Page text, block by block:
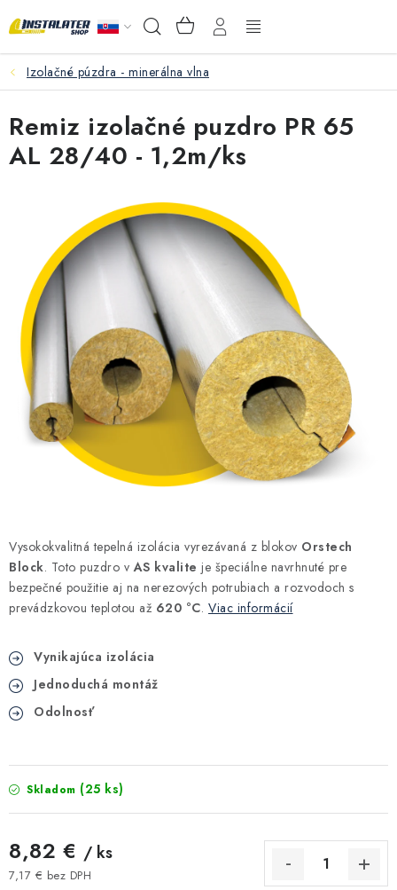
na
Hľadať NÁKUPNÝ
KOŠÍK
Inštalačný materiál
Podlahové kúrenie
Ventily a armatúry
Meranie a regulácia
Kúrenie a chladenie
Komíny a dymovody
Filtrovanie a úprava vody
Záhrada a závlaha
Vetranie a rekuperácia
Kúpeľňa a sanita
Akcie, Zľavy
VEĽKOOBCHOD
AKO VYBRAŤ?
PREDAJŇA - RAKOVÁ
Kontakty Poštovné a doprava
Reklamačné podmienky
Izolačné púzdra - minerálna vlna
Vysokokvalitná tepelná izolácia vyrezávaná z blokov Orstech
Block. Toto puzdro vAS kvalite je špeciálne navrhnuté pre
bezpečné použitie aj na nerezových potrubiach a rozvodoch s
prevádzkovou teplotou až 620 °C. Viac informácií
Vynikajúca izolácia
Jednoduchá montáž
Odolnosť
Skladom (25 ks)
8,82 € / ks
7,17 € bez DPH
Remiz izolačné puzdro PR 65
AL 28/40 - 1,2m/ks